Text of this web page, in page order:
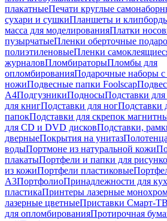
плакатныеПечати круглые
сухари и сушкиПланшеты и
масса для моделированияПлатки
пузырчатыеПленки оберточные
полиэтиленовыеПленки
журналовПломбираторыПломбы для
опломбированияПодарочные наборы
ножиПодвесные папки Foolscap
А4ПодгузникиПодносыПодставки для
для книгПодставки для ногПодставки
папокПодставки для скрепок
для CD и DVD дисковПодставки,
дверныеПокрытия на унитаз
водыПортмоне из натуральной кожи
плакатыПортфели и папки для
из кожиПортфели пластиковые
А3ПортфолиоПринадлежности для
пластикаПринтеры лазерные
лазерные цветныеПриставки Смарт-ТВ
для опломбированияПротирочная